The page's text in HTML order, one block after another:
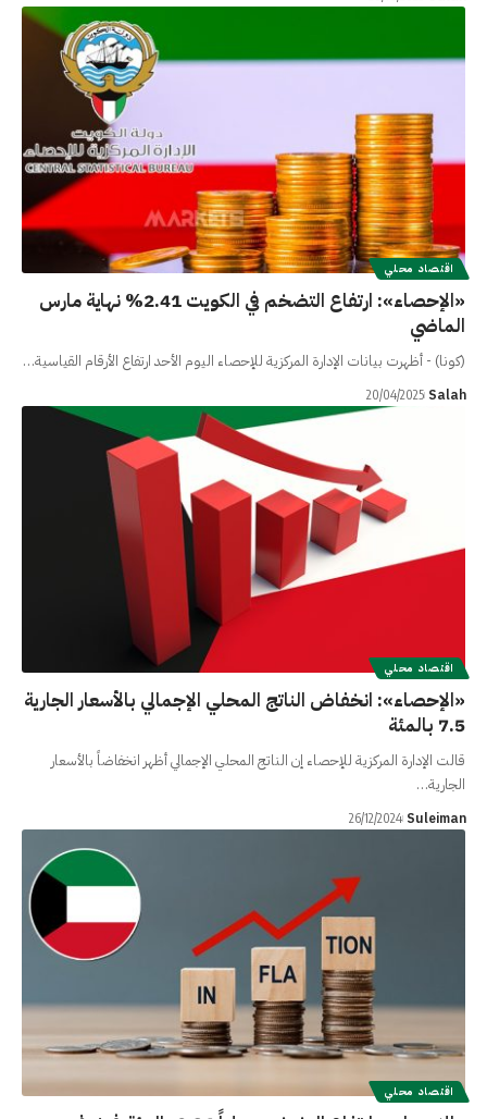
اقتصاد محلي
«الإحصاء»: ارتفاع التضخم في الكويت 2.41% نهاية مارس
الماضي
(كونا) - أظهرت بيانات الإدارة المركزية للإحصاء اليوم الأحد ارتفاع الأرقام القياسية…
Salah
20/04/2025
اقتصاد محلي
«الإحصاء»: انخفاض الناتج المحلي الإجمالي بالأسعار الجارية
7.5 بالمئة
قالت الإدارة المركزية للإحصاء إن الناتج المحلي الإجمالي أظهر انخفاضاً بالأسعار
الجارية…
Suleiman
26/12/2024
اقتصاد محلي